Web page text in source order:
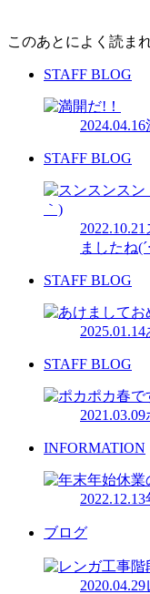
このあとによく読ま
STAFF BLOG
2024.04.16
STAFF BLOG
2022.10.21
ましたね
STAFF BLOG
2025.01.14
STAFF BLOG
2021.03.09
INFORMATION
2022.12.13
ブログ
2020.04.29